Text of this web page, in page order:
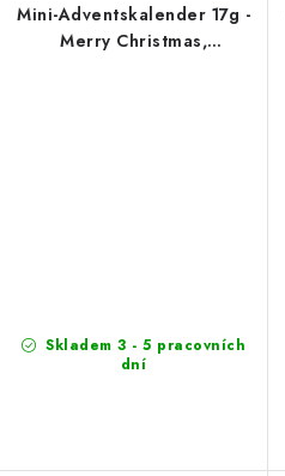
Mini-Adventskalender 17g -
Merry Christmas,
Skladem 3 - 5 pracovních
dní